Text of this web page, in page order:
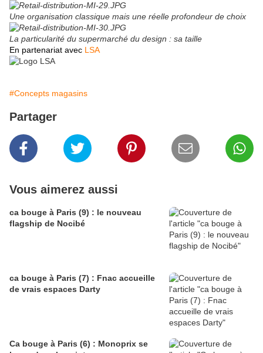
Une organisation classique mais une réelle profondeur de choix
La particularité du supermarché du design : sa taille
En partenariat avec LSA
#Concepts magasins
Partager
Vous aimerez aussi
ca bouge à Paris (9) : le nouveau
flagship de Nocibé
ca bouge à Paris (7) : Fnac accueille
de vrais espaces Darty
Ca bouge à Paris (6) : Monoprix se